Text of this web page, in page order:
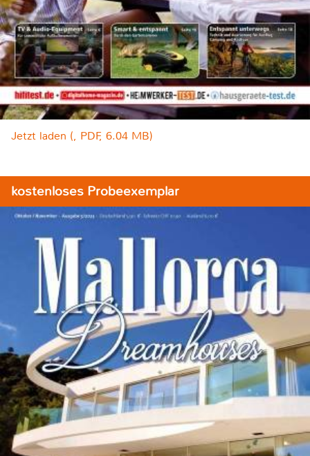
Jetzt laden (, PDF, 6.04 MB)
kostenloses Probeexemplar